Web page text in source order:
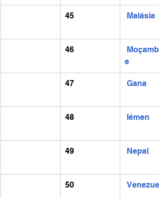
45 Malásia
46
e
47 Gana
48 Iémen
49 Nepal
50